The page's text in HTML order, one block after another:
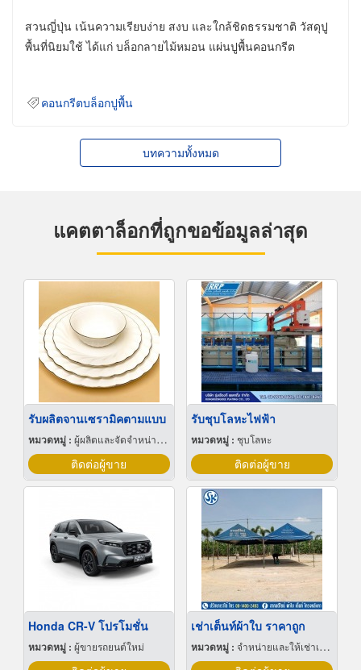
สวนญี่ปุ่น เน้นความเรียบง่าย สงบ และใกล้ชิดธรรมชาติ วัสดุปู
พื้นที่นิยมใช้ ได้แก่ บล็อกลายไม้หมอน แผ่นปูพื้นคอนกรีต
คอนกรีตบล็อกปูพื้น
บทความทั้งหมด
แคตตาล็อกที่ถูกขอข้อมูลล่าสุด
รับผลิตจานเซรามิคตามแบบ
หมวดหมู่ : ผู้ผลิตและจัดจำหน่ายกระเบื้องเซรามิก
ติดต่อผู้ขาย
รับชุบโลหะไฟฟ้า
หมวดหมู่ : ชุบโลหะ
ติดต่อผู้ขาย
Honda CR-V โปรโมชั่น
หมวดหมู่ : ผู้ขายรถยนต์ใหม่
เช่าเต็นท์ผ้าใบ ราคาถูก
หมวดหมู่ : จำหน่ายและให้เช่าเต็นท์